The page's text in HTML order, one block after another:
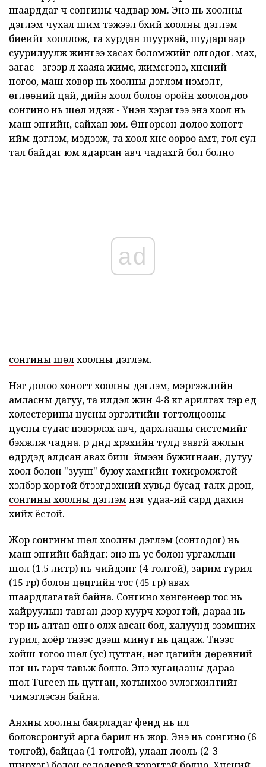
шаарддаг ч сонгины чадвар юм. Энэ нь хоолны
дэглэм чухал шим тэжээл бүхий хоолны дэглэм
биеийг хооллож, та хурдан шуурхай, шударгаар
суурилуулж жингээ хасах боломжийг олгодог. мах,
загас - зүгээр л хааяа жимс, жимсгэнэ, хүнсний
ногоо, маш ховор нь хоолны дэглэм нэмэлт,
өглөөний цай, үдийн хоол болон оройн хоолондоо
сонгино нь шөл идэж - Үнэн хэрэгтээ энэ хоол нь
маш энгийн, сайхан юм. Өнгөрсөн долоо хоногт
ийм дэглэм, мэдээж, та хоол хүнс өөрөө амт, гол сул
тал байдаг юм ядарсан авч чадахгүй бол болно
ad
сонгины шөлхоолны дэглэм.
Нэг долоо хоногт хоолны дэглэм, мэргэжлийн
амласны дагуу, та илүүдэл жин 4-8 кг арилгах тэр үед
холестерины цусны эргэлтийн тогтолцооны
цусны судас цэвэрлэх авч, дархлааны системийг
бэхжүүлж чадна. үр дүнд хүрэхийн тулд завгүй ажлын
өдрүүдэд алдсан авах биш үү үймээн бужигнаан, дутуу
хоол болон "зууш" буюу хамгийн тохиромжтой
хэлбэр хортой бүтээгдэхүүний хувьд бусад талх дүүрэн,
сонгины хоолны дэглэмнэг удаа-ий сард дахин
хийх ёстой.
Жор сонгины шөлхоолны дэглэм (сонгодог) нь
маш энгийн байдаг: энэ нь ус болон ургамлын
шөл (1.5 литр) нь чийдэнг (4 толгой), зарим гурил
(15 гр) болон цөцгийн тос (45 гр) авах
шаардлагатай байна. Сонгино хөнгөнөөр тос нь
хайруулын тавган дээр хуурч хэрэгтэй, дараа нь
тэр нь алтан өнгө олж авсан бол, халуунд эзэмших
гурил, хоёр түүнээс дээш минут нь цацаж. Түүнээс
хойш тогоо шөл (ус) цутган, нэг цагийн дөрөвний
нэг нь гарч тавьж болно. Энэ хугацааны дараа
шөл Tureen нь цутган, хотынхоо зvлэгжилтийг
чимэглэсэн байна.
Анхны хоолны баярладаг фенүүд нь илүү
боловсронгуй арга барил нь жор. Энэ нь сонгино (6
толгой), байцаа (1 толгой), улаан лооль (2-3